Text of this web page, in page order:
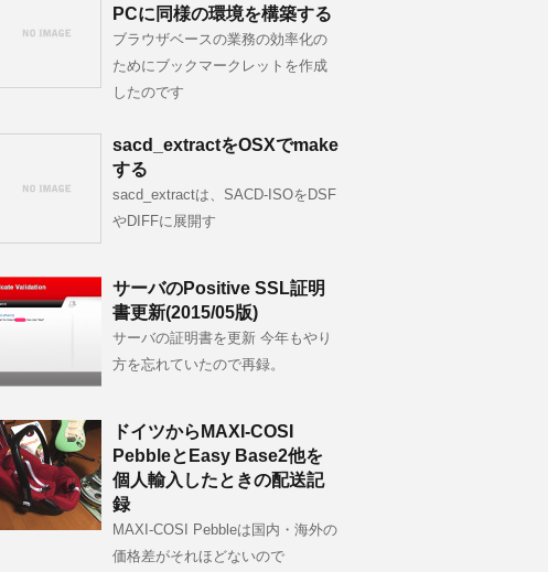
PCに同様の環境を構築する
ブラウザベースの業務の効率化の
ためにブックマークレットを作成
したのです
sacd_extractをOSXでmake
する
sacd_extractは、SACD-ISOをDSF
やDIFFに展開す
サーバのPositive SSL証明
書更新(2015/05版)
サーバの証明書を更新 今年もやり
方を忘れていたので再録。
ドイツからMAXI-COSI
PebbleとEasy Base2他を
個人輸入したときの配送記
録
MAXI-COSI Pebbleは国内・海外の
価格差がそれほどないので